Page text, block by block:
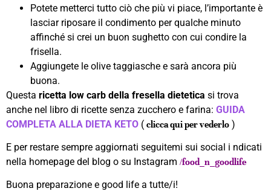
Potete metterci tutto ciò che più vi piace, l’importante è
lasciar riposare il condimento per qualche minuto
affinché si crei un buon sughetto con cui condire la
frisella.
Aggiungete le olive taggiasche e sarà ancora più
buona.
Questa ricetta low carb della fresella dietetica si trova
anche nel libro di ricette senza zucchero e farina: GUIDA
COMPLETA ALLA DIETA KETO ( clicca qui per vederlo )
E per restare sempre aggiornati seguitemi sui social i ndicati
nella homepage del blog o su Instagram /food_n_goodlife
Buona preparazione e good life a tutte/i!